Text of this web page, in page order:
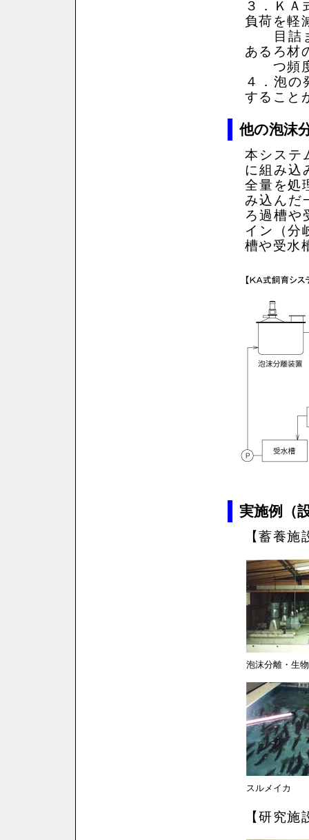
３．ＫＡ
負荷を軽
目詰ま
あるろ材
つ頻度
４．泡の
すること
他の泡沫
本システ
に組み込
全量を処
み込んだ
ろ過槽や
イン（分
槽や受水
実施例（
【蓄養施
泡沫分離・生
スルメイカ
【研究施